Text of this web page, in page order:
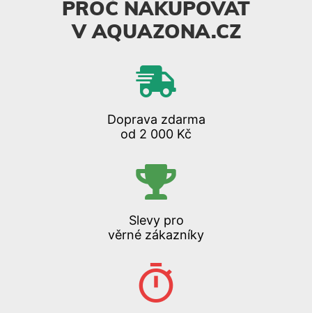
PROČ NAKUPOVAT
V AQUAZONA.CZ
Doprava zdarma
od 2 000 Kč
Slevy pro
věrné zákazníky